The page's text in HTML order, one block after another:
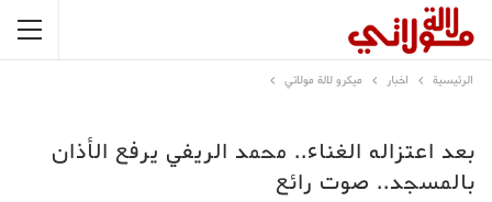
الرئيسية اخبار ميكرو لالة مولاتي
بعد اعتزاله الغناء.. محمد الريفي يرفع الأذان
بالمسجد.. صوت رائع